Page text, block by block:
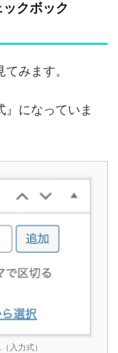
クボック
みます。
』になっていま
入力式）